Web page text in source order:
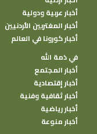
أخبار عربية ودولية
أخبار المغتربين الأردنيين
أخبار كورونا في العالم
في ذمة الله
أخبار المجتمع
أخبار إقتصادية
أخبار ثقافية وفنية
أخبار رياضية
أخبار منوعة